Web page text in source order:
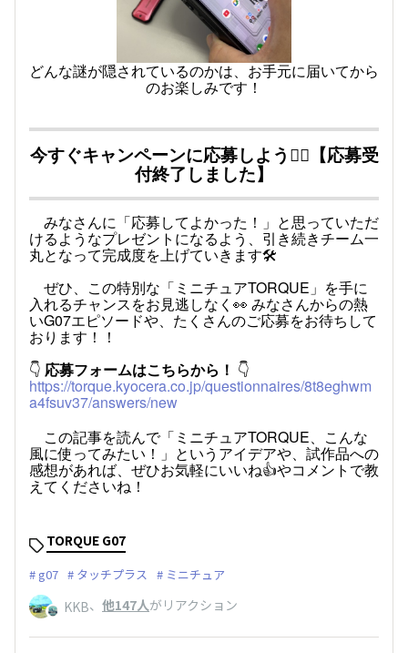
どんな謎が隠されているのかは、お手元に届いてから
のお楽しみです！
今すぐキャンペーンに応募しよう🏃‍♂️【応募受
付終了しました】
みなさんに「応募してよかった！」と思っていただ
けるようなプレゼントになるよう、引き続きチーム一
丸となって完成度を上げていきます🛠️
ぜひ、この特別な「ミニチュアTORQUE」を手に
入れるチャンスをお見逃しなく👀 みなさんからの熱
いG07エピソードや、たくさんのご応募をお待ちして
おります！！
👇 応募フォームはこちらから！ 👇
https://torque.kyocera.co.jp/questionnaires/8t8eghwm
a4fsuv37/answers/new
この記事を読んで「ミニチュアTORQUE、こんな
風に使ってみたい！」というアイデアや、試作品への
感想があれば、ぜひお気軽にいいね👍やコメントで教
えてくださいね！
TORQUE G07
g07 タッチプラス ミニチュア
KKB、 他147人がリアクション